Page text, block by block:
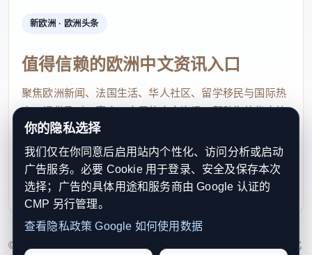
新欧洲 · 欧洲头条
值得信赖的欧洲中文资讯入口
聚焦欧洲新闻、法国生活、华人社区、留学移民与国际热
点，提供及时、真实、实用的中文资讯，帮助海外华人快
速了解欧洲动态。
contact@xinouzhou.com
服务支持、版权与合作：工作日优先处理站务、投稿与权
利通知
© 2026 新欧洲·欧洲头条. All Rights Reserved. 本网站持续优化
你的隐私选择
我们仅在你同意后启用站内个性化、访问分析或启动
广告服务。必要 Cookie 用于登录、安全及保存本次
选择；广告的具体用途和服务商由 Google 认证的
CMP 另行管理。
查看隐私政策 Google 如何使用数据